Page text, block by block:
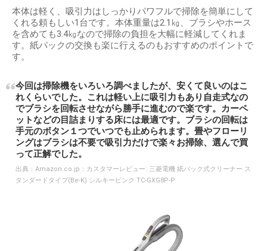
本体は軽く、吸引力はしっかりパワフルで掃除を簡単にして
くれる頼もしい1台です。本体重量は2.1㎏、ブラシやホース
を含めても3.4㎏なので掃除の負担を大幅に軽減してくれま
す。紙パックの交換も楽に行えるのもおすすめのポイントで
す。
今回は掃除機をいろいろ調べましたが、安くて良いのはこ
れくらいでした。これは軽い上に吸引力もあり自走式なの
でブラシを回転させながら勝手に進むので楽です。カーペ
ットなどの目詰まりする床には最適です。ブラシの回転は
手元のボタン１つでいつでも止められます。畳やフローリ
ングはブラシは不要で吸引力だけで楽々お掃除、選んで買
って正解でした。
出典： Amazon.co.jp：カスタマーレビュー: 三菱電機 紙パック式クリーナー ス
タンダードタイプ(Be-K) シルキーピンク TC-GXG8P-P